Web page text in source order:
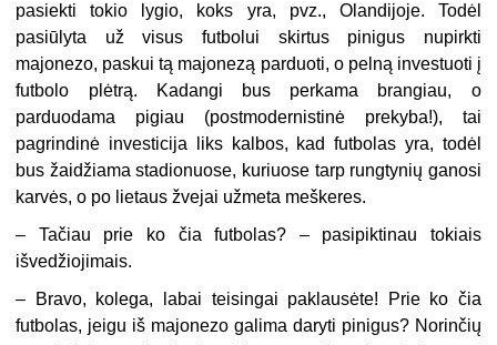
pasiekti tokio lygio, koks yra, pvz., Olandijoje. Todėl
pasiūlyta už visus futbolui skirtus pinigus nupirkti
majonezo, paskui tą majonezą parduoti, o pelną investuoti į
futbolo plėtrą. Kadangi bus perkama brangiau, o
parduodama pigiau (postmodernistinė prekyba!), tai
pagrindinė investicija liks kalbos, kad futbolas yra, todėl
bus žaidžiama stadionuose, kuriuose tarp rungtynių ganosi
karvės, o po lietaus žvejai užmeta meškeres.
– Tačiau prie ko čia futbolas? – pasipiktinau tokiais
išvedžiojimais.
– Bravo, kolega, labai teisingai paklausėte! Prie ko čia
futbolas, jeigu iš majonezo galima daryti pinigus? Norinčių